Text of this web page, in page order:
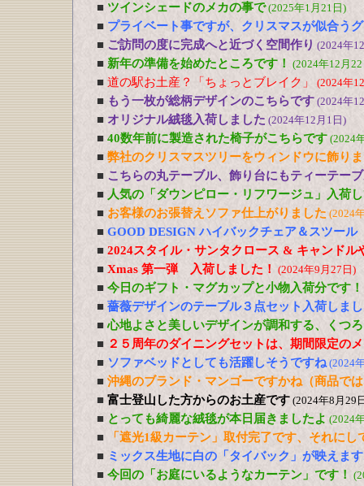
■ ツインシェードのメカの事で(2025年1月21日)
■ プライベート事ですが、クリスマスが似合う
■ ご訪問の度に完成へと近づく空間作り (2024年
■ 新年の準備を始めたところです！ (2024年12月
■ 道の駅お土産？「ちょっとブレイク」 (2024年
■ もう一枚が総柄デザインのこちらです (2024年
■ オリジナル絨毯入荷しました (2024年12月1日)
■ 40数年前に製造された椅子がこちらです (2024
■ 弊社のクリスマスツリーをウィンドウに飾り
■ こちらの丸テーブル、飾り台にもティーテー
■ 人気の「ダウンピロー・リフワージュ」入荷
■ お客様のお張替えソファ仕上がりました (2024
■ GOOD DESIGN ハイバックチェア＆スツー
■ 2024スタイル・サンタクロース & キャンドル
■ Xmas 第一弾 入荷しました！ (2024年9月27日)
■ 今日のギフト・マグカップと小物入荷分です！
■ 薔薇デザインのテーブル３点セット入荷しま
■ 心地よさと美しいデザインが調和する、くつ
■ ２５周年のダイニングセットは、期間限定の
■ ソファベッドとしても活躍しそうですね(2024
■ 沖縄のブランド・マンゴーですかね（商品で
■ 富士登山した方からのお土産です (2024年8月29
■ とっても綺麗な絨毯が本日届きましたよ (2024
■
「遮光1級カーテン」取付完了です、それに
■ ミックス生地に白の「タイバック」が映えま
■ 今回の「お庭にいるようなカーテン」です！